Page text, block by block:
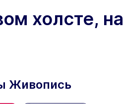
холсте, на
Живопись